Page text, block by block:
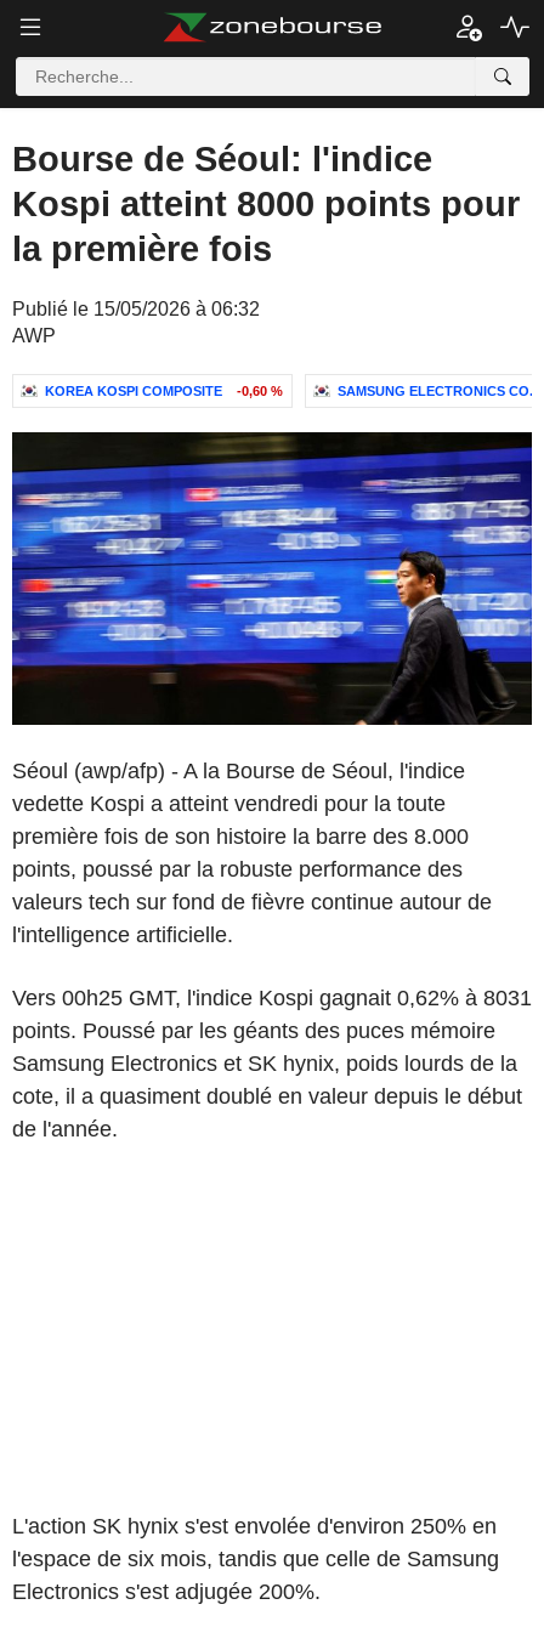
Bourse de Séoul: l'indice
Kospi atteint 8000 points pour
la première fois
Publié le 15/05/2026 à 06:32
AWP
KOREA KOSPI COMPOSITE -0,60 % SAMSUNG ELECTRONICS CO.,
Séoul (awp/afp) - A la Bourse de Séoul, l'indice
vedette Kospi a atteint vendredi pour la toute
première fois de son histoire la barre des 8.000
points, poussé par la robuste performance des
valeurs tech sur fond de fièvre continue autour de
l'intelligence artificielle.
Vers 00h25 GMT, l'indice Kospi gagnait 0,62% à 8031
points. Poussé par les géants des puces mémoire
Samsung Electronics et SK hynix, poids lourds de la
cote, il a quasiment doublé en valeur depuis le début
de l'année.
L'action SK hynix s'est envolée d'environ 250% en
l'espace de six mois, tandis que celle de Samsung
Electronics s'est adjugée 200%.